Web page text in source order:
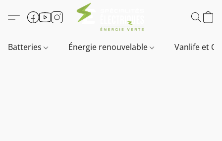
Batteries Énergie renouvelable Vanlife et